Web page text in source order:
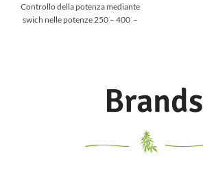
Controllo della potenza mediante
swich nelle potenze 250 – 400 –
Brands